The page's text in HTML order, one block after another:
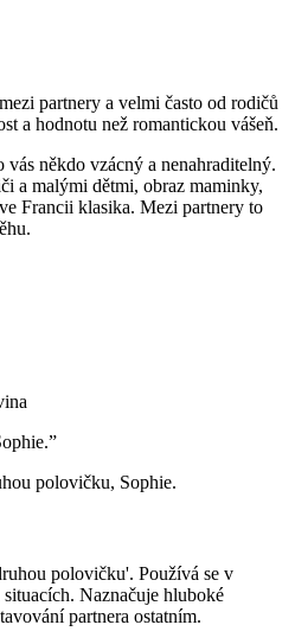
partnery a velmi často od rodičů
a hodnotu než romantickou vášeň.
někdo vzácný a nenahraditelný.
a malými dětmi, obraz maminky,
Francii klasika. Mezi partnery to
”
polovičku, Sophie.
polovičku'. Používá se v
Naznačuje hluboké
partnera ostatním.